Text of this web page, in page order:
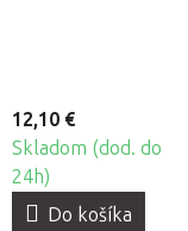
12,10 €
Skladom (dod. do
24h)
Do košíka